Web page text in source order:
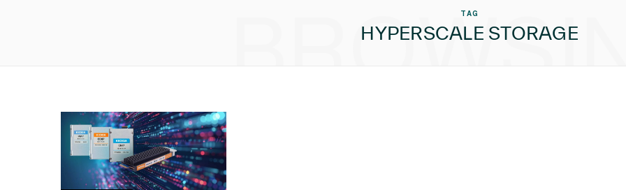
TAG
HYPERSCALE STORAGE